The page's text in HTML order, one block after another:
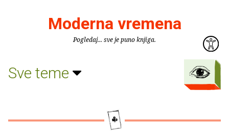
Moderna vremena
Pogledaj... sve je puno knjiga.
Sve teme